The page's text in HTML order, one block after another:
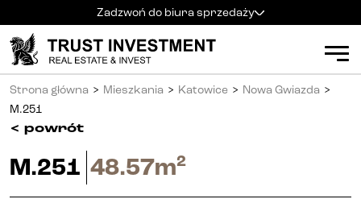
Zadzwoń do biura sprzedaży
Kielce +48 600 900 500
Biuro sprzedaży
Al. Solidarności 34
Radom
Mieszkania
Kielce
Radom
Strona główna > Mieszkania > Katowice > Nowa Gwiazda >
M.251
< powrót
M.251 48.57m2